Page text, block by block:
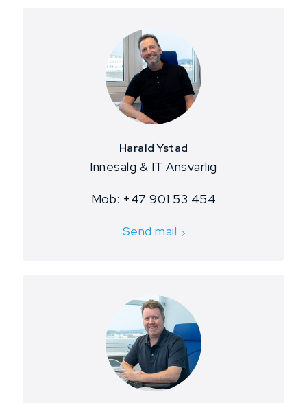
Harald Ystad
Innesalg & IT Ansvarlig
Mob: +47 901 53 454
Send mail